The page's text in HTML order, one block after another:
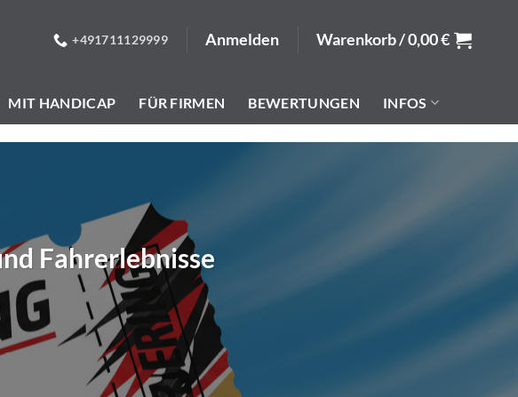
+491711129999 Anmelden Warenkorb /0,00€
MIT HANDICAP FÜR FIRMEN BEWERTUNGEN INFOS
Fahrerlebnisse